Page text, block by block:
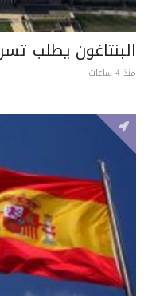
البنتاغون يطلب
منذ 4 ساعات